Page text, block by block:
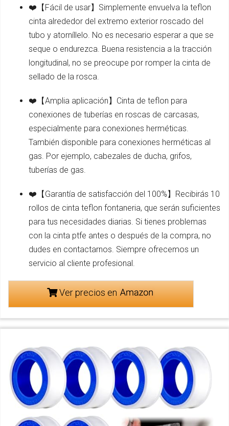
❤️【Fácil de usar】Simplemente envuelva la teflon
cinta alrededor del extremo exterior roscado del
tubo y atorníllelo. No es necesario esperar a que se
seque o endurezca. Buena resistencia a la tracción
longitudinal, no se preocupe por romper la cinta de
sellado de la rosca.
❤️【Amplia aplicación】Cinta de teflon para
conexiones de tuberías en roscas de carcasas,
especialmente para conexiones herméticas.
También disponible para conexiones herméticas al
gas. Por ejemplo, cabezales de ducha, grifos,
tuberías de gas.
❤️【Garantía de satisfacción del 100%】Recibirás 10
rollos de cinta teflon fontaneria, que serán suficientes
para tus necesidades diarias. Si tienes problemas
con la cinta ptfe antes o después de la compra, no
dudes en contactarnos. Siempre ofrecemos un
servicio al cliente profesional.
Ver precios en